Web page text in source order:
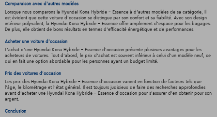
Comparaison avec d'autres modèles
Lorsque nous comparons la Hyundai Kona Hybride - Essence à d'autres modèles de sa catégorie, il
est évident que cette voiture d'occasion se distingue par son confort et sa fiabilité. Avec son design
intérieur polyvalent, la Hyundai Kona Hybride - Essence offre amplement d'espace pour les bagages.
De plus, elle obtient de bons résultats en termes d'efficacité énergétique et de performances.
Acheter une voiture d'occasion
L'achat d'une Hyundai Kona Hybride - Essence d'occasion présente plusieurs avantages pour les
acheteurs de voitures. Tout d'abord, le prix d'achat est souvent inférieur à celui d'un modèle neuf, ce
qui en fait une option abordable pour les personnes ayant un budget limité.
Prix des voitures d'occasion
Les prix des Hyundai Kona Hybride - Essence d'occasion varient en fonction de facteurs tels que
l'âge, le kilométrage et l'état général. Il est toujours judicieux de faire des recherches approfondies
avant d'acheter une Hyundai Kona Hybride - Essence d'occasion pour s'assurer d'en obtenir pour son
argent.
Conclusion